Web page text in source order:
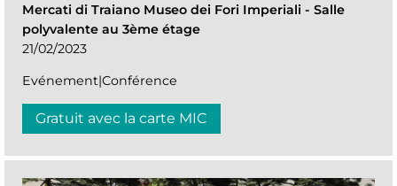
Mercati di Traiano Museo dei Fori Imperiali - Salle
polyvalente au 3ème étage
21/02/2023
Evénement|Conférence
Gratuit avec la carte MIC